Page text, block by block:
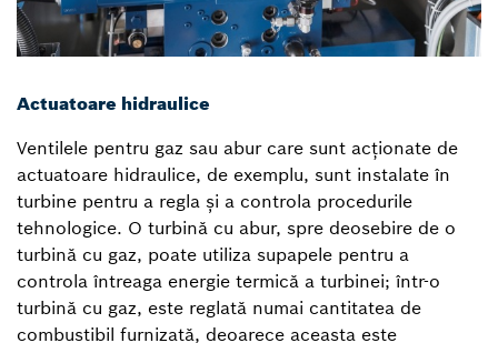
Actuatoare hidraulice
Ventilele pentru gaz sau abur care sunt acționate de
actuatoare hidraulice, de exemplu, sunt instalate în
turbine pentru a regla și a controla procedurile
tehnologice. O turbină cu abur, spre deosebire de o
turbină cu gaz, poate utiliza supapele pentru a
controla întreaga energie termică a turbinei; într-o
turbină cu gaz, este reglată numai cantitatea de
combustibil furnizată, deoarece aceasta este